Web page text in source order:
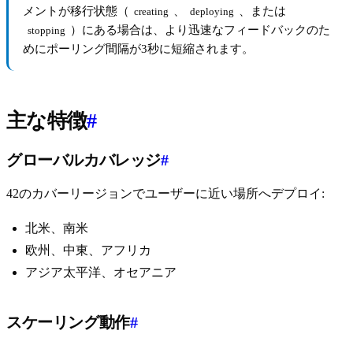
メントが移行状態（ creating deploying 、または
stopping
）にある場合は、より迅速なフィードバックのた
めにポーリング間隔が3秒に短縮されます。
主な特徴#
グローバルカバレッジ#
42のカバーリージョンでユーザーに近い場所へデプロイ:
北米、南米
欧州、中東、アフリカ
アジア太平洋、オセアニア
スケーリング動作#